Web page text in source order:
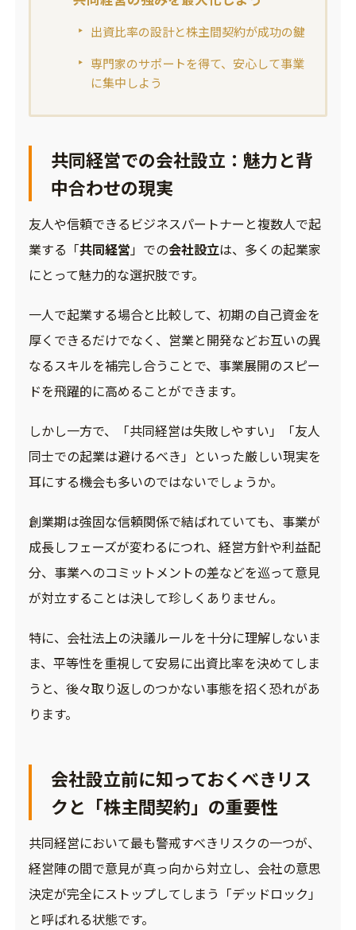
出資比率の設計と株主間契約が成功の鍵
専門家のサポートを得て、安心して事業
に集中しよう
共同経営での会社設立：魅力と背
中合わせの現実
友人や信頼できるビジネスパートナーと複数人で起
業する「共同経営」での会社設立は、多くの起業家
にとって魅力的な選択肢です。
一人で起業する場合と比較して、初期の自己資金を
厚くできるだけでなく、営業と開発などお互いの異
なるスキルを補完し合うことで、事業展開のスピー
ドを飛躍的に高めることができます。
しかし一方で、「共同経営は失敗しやすい」「友人
同士での起業は避けるべき」といった厳しい現実を
耳にする機会も多いのではないでしょうか。
創業期は強固な信頼関係で結ばれていても、事業が
成長しフェーズが変わるにつれ、経営方針や利益配
分、事業へのコミットメントの差などを巡って意見
が対立することは決して珍しくありません。
特に、 会社法上の決議ルールを十分に理解しないま
ま、平等性を重視して安易に出資比率を決めてしま
うと、後々取り返しのつかない事態を招く恐れがあ
ります。
会社設立前に知っておくべきリス
クと「株主間契約」の重要性
共同経営において最も警戒すべきリスクの一つが、
経営陣の間で意見が真っ向から対立し、会社の意思
決定が完全にストップしてしまう「デッドロック」
と呼ばれる状態です。